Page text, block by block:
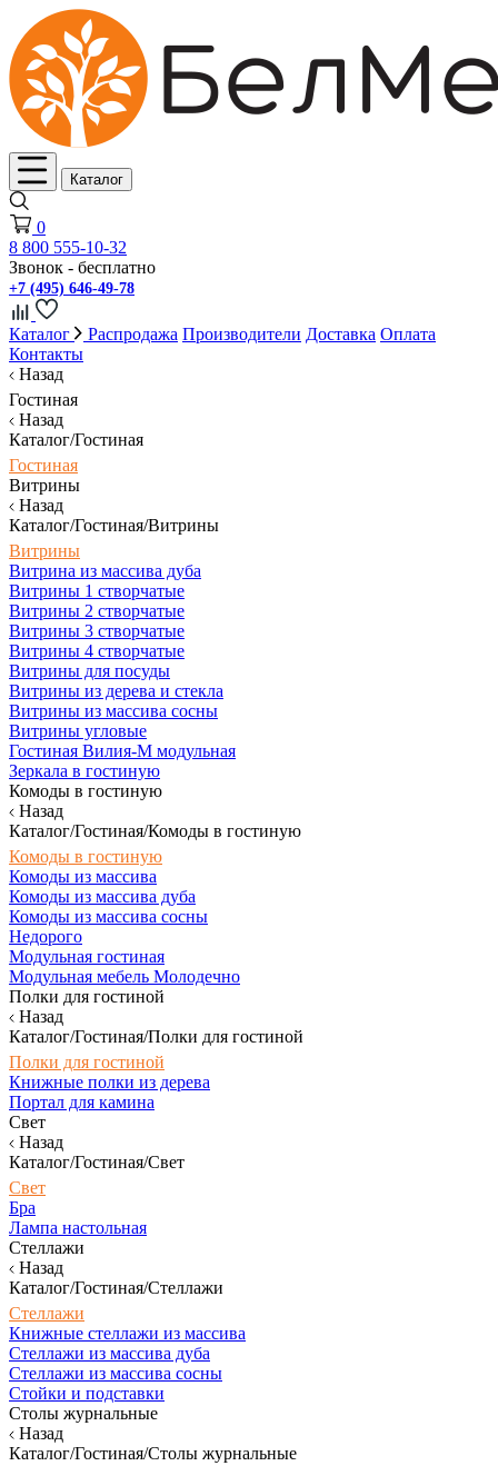
Каталог
0
8 800 555-10-32
Звонок - бесплатно
+7 (495) 646-49-78
Каталог Распродажа Производители Доставка Оплата
Контакты
Назад
Гостиная
Назад
Каталог/Гостиная
Гостиная
Витрины
Назад
Каталог/Гостиная/Витрины
Витрины
Витрина из массива дуба
Витрины 1 створчатые
Витрины 2 створчатые
Витрины 3 створчатые
Витрины 4 створчатые
Витрины для посуды
Витрины из дерева и стекла
Витрины из массива сосны
Витрины угловые
Гостиная Вилия-М модульная
Зеркала в гостиную
Комоды в гостиную
Назад
Каталог/Гостиная/Комоды в гостиную
Комоды в гостиную
Комоды из массива
Комоды из массива дуба
Комоды из массива сосны
Недорого
Модульная гостиная
Модульная мебель Молодечно
Полки для гостиной
Назад
Каталог/Гостиная/Полки для гостиной
Полки для гостиной
Книжные полки из дерева
Портал для камина
Свет
Назад
Каталог/Гостиная/Свет
Свет
Бра
Лампа настольная
Стеллажи
Назад
Каталог/Гостиная/Стеллажи
Стеллажи
Книжные стеллажи из массива
Стеллажи из массива дуба
Стеллажи из массива сосны
Стойки и подставки
Столы журнальные
Назад
Каталог/Гостиная/Столы журнальные